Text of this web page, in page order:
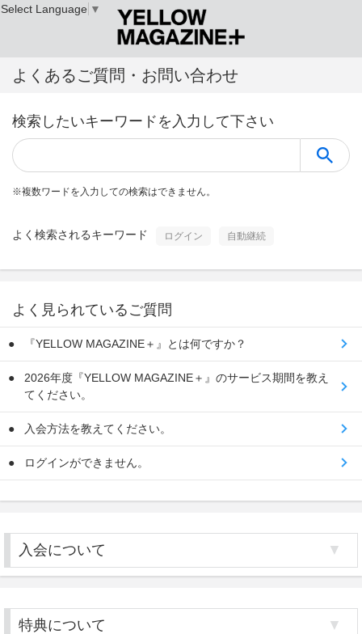
よくあるご質問・お問い合わせ
検索したいキーワードを入力して下さい
※複数ワードを入力しての検索はできません。
よく検索されるキーワード ログイン 自動継続
よく見られているご質問
『YELLOW MAGAZINE＋』とは何ですか？
2026年度『YELLOW MAGAZINE＋』のサービス期間を教え
てください。
入会方法を教えてください。
ログインができません。
入会について
特典について
Select Language ▼